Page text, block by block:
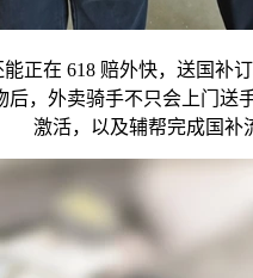
在 618 赔外快，送国补订
，外卖骑手不只会上门送
激活，以及辅帮完成国补